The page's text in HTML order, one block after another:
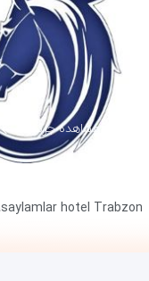
مشاهده جزئیات
saylamlar hotel Trabzon،